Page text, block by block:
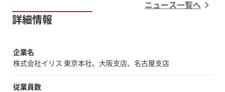
技術を日本の皆様にご紹介いたします。より詳
高精度設備やツール・金型から始まり、コンデ
行った設備や金型は、世界中の自動車産業およ
び住宅用や移動体向けエアコン・熱交換器製造
ニュース一覧へ
詳細情報
企業名
株式会社イリス 東京本社、大阪支店、名古屋支店
従業員数